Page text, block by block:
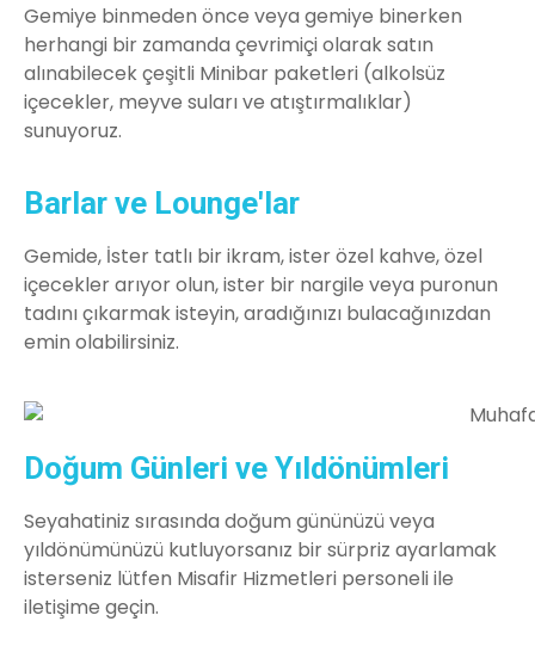
Gemiye binmeden önce veya gemiye binerken
herhangi bir zamanda çevrimiçi olarak satın
alınabilecek çeşitli Minibar paketleri (alkolsüz
içecekler, meyve suları ve atıştırmalıklar)
sunuyoruz.
Barlar ve Lounge'lar
Gemide, İster tatlı bir ikram, ister özel kahve, özel
içecekler arıyor olun, ister bir nargile veya puronun
tadını çıkarmak isteyin, aradığınızı bulacağınızdan
emin olabilirsiniz.
Doğum Günleri ve Yıldönümleri
Seyahatiniz sırasında doğum gününüzü veya
yıldönümünüzü kutluyorsanız bir sürpriz ayarlamak
isterseniz lütfen Misafir Hizmetleri personeli ile
iletişime geçin.